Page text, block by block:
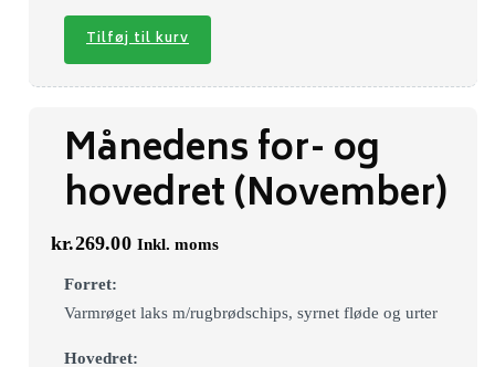
Tilføj til kurv
Månedens for- og
hovedret (November)
kr.269.00 Inkl. moms
Forret:
Varmrøget laks m/rugbrødschips, syrnet fløde og urter
Hovedret: